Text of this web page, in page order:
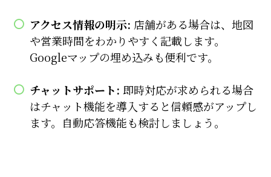
アクセス情報の明示: 店舗がある場合は、地図
や営業時間をわかりやすく記載します。
Googleマップの埋め込みも便利です。
チャットサポート: 即時対応が求められる場合
はチャット機能を導入すると信頼感がアップし
ます。自動応答機能も検討しましょう。